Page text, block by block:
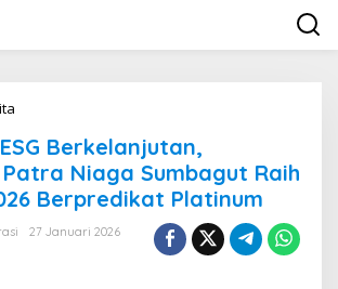
m
i
t
m
e
Berkelanjutan,
Niaga Sumbagut Raih
Berpredikat Platinum
27 Januari 2026